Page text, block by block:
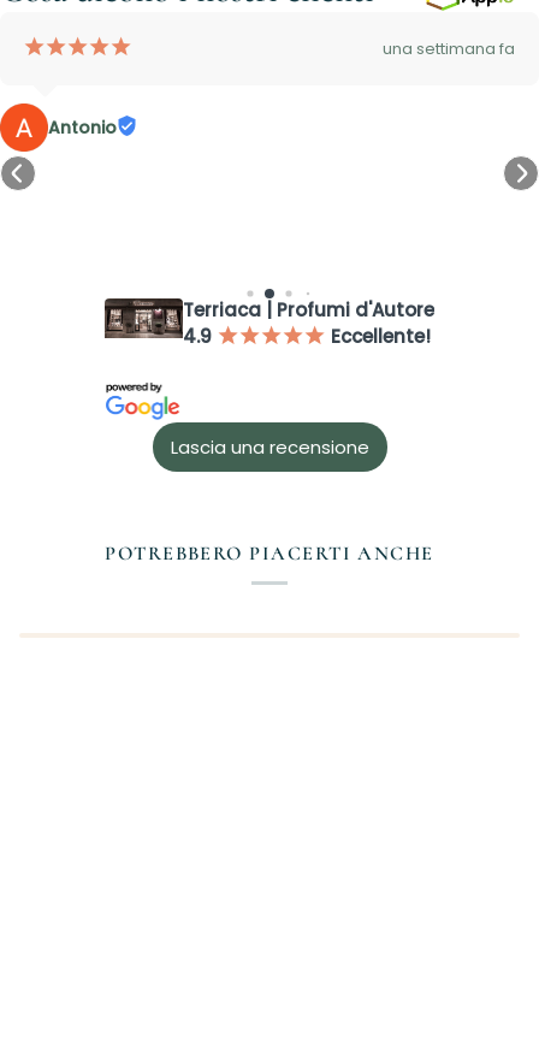
¡¡¡¡¡ una settimana fa
Antonio
Terriaca | Profumi d'Autore
4.9 ¡¡¡¡¡ Eccellente!
Lascia una recensione
POTREBBERO PIACERTI ANCHE